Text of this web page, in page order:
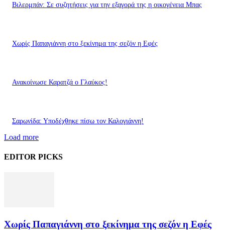
Βιλερμπάν: Σε συζητήσεις για την εξαγορά της η οικογένεια Μπας
Χωρίς Παπαγιάννη στο ξεκίνημα της σεζόν η Εφές
Ανακοίνωσε Καρατζά ο Γλαύκος!
Σαρωνίδα: Υποδέχθηκε πίσω τον Καλογιάννη!
Load more
EDITOR PICKS
Χωρίς Παπαγιάννη στο ξεκίνημα της σεζόν η Εφές